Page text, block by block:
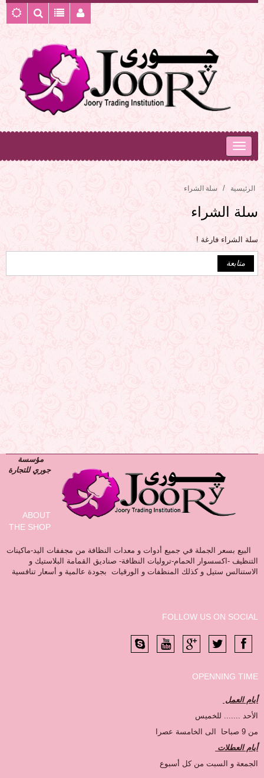
الرئيسية سلة الشراء
سلة الشراء
سلة الشراء فارغة !
متابعة
مؤسسة
جوري للتجارة
ABOUT
THE SHOP
البيع بسعر الجملة في جميع أدوات و معدات النظافة من مجففات اليد-ماكينات
التنظيف -اكسسوار الحمام-تروليات النظافة- صناديق القمامة البلاستيك و
الاستنالس ستيل و كذلك المنظفات و الورقيات بجودة عالمية و أسعار تنافسية
FOLLOW US ON SOCIAL
OPENNING TIME
أيام العمل
الأحد ....... للخميس
من 9 صباحا الى الخامسة عصرا
أيام العطلات
الجمعة و السبت من كل أسبوع